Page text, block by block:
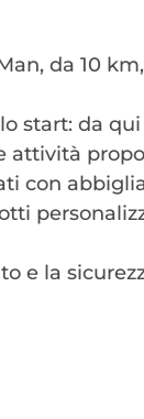
da 10
start: da
attività
con
e la